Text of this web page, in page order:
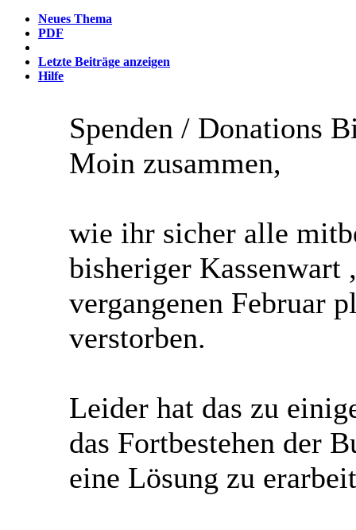
Neues Thema
PDF
Letzte Beiträge anzeigen
Hilfe
Spenden / Donations
Moin zusammen,
wie ihr sicher alle
bisheriger
vergangenen Februar
verstorben.
Leider hat das zu
das Fortbestehen der
eine Lösung zu